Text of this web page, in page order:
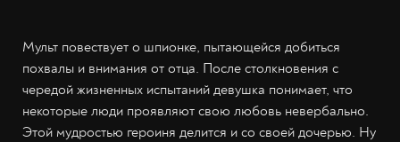
Мульт повествует о шпионке, пытающейся добиться
похвалы и внимания от отца. После столкновения с
чередой жизненных испытаний девушка понимает, что
некоторые люди проявляют свою любовь невербально.
Этой мудростью героиня делится и со своей дочерью. Ну